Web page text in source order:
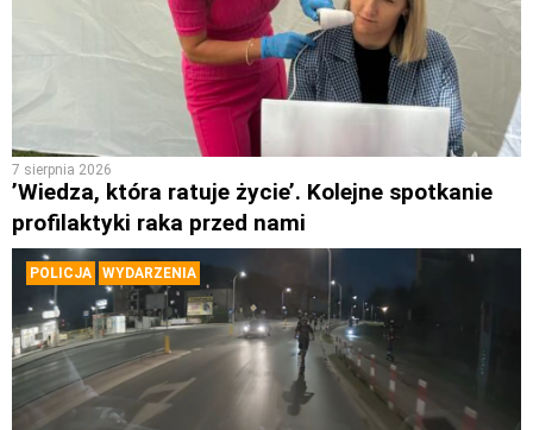
7 sierpnia 2026
’Wiedza, która ratuje życie’. Kolejne spotkanie
profilaktyki raka przed nami
POLICJA WYDARZENIA